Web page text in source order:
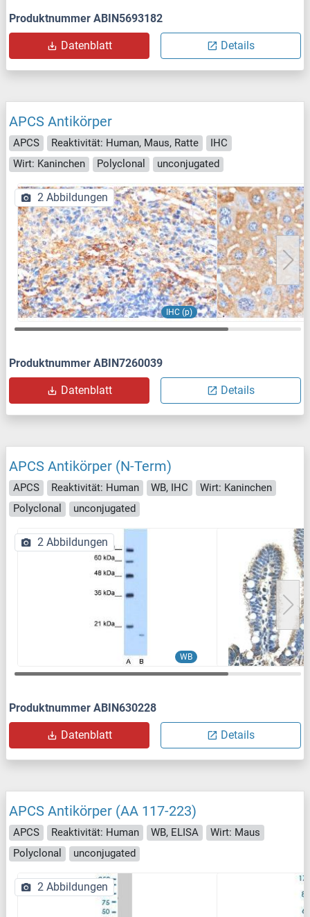
Produktnummer ABIN5693182
Datenblatt Details
APCS Antikörper
APCS Reaktivität: Human, Maus, Ratte
IHC
Wirt: Kaninchen
Polyclonal unconjugated
IHC (p)
2 Abbildungen
Produktnummer ABIN7260039
Datenblatt Details
APCS Antikörper (N-Term)
APCS Reaktivität: Human WB, IHC
Wirt: Kaninchen
Polyclonal
unconjugated
WB
2 Abbildungen
Produktnummer ABIN630228
Datenblatt Details
APCS Antikörper (AA 117-223)
APCS Reaktivität: Human WB, ELISA
Wirt: Maus
Polyclonal
unconjugated
2 Abbildungen